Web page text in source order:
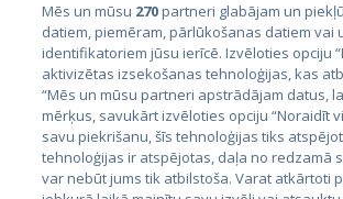
Страны
Эстония
Латвия
Литва
Mēs un mūsu 270partneri glabājam un
datiem, piemēram, pārlūkošanas datiem vai
identifikatoriem jūsu ierīcē. Izvēloties opciju
aktivizētas izsekošanas tehnoloģijas, kas
“Mēs un mūsu partneri apstrādājam datus,
mērķus, savukārt izvēloties opciju “Noraidīt
savu piekrišanu, šīs tehnoloģijas tiks
tehnoloģijas ir atspējotas, daļa no redzamā
var nebūt jums tik atbilstoša. Varat atkārtoti